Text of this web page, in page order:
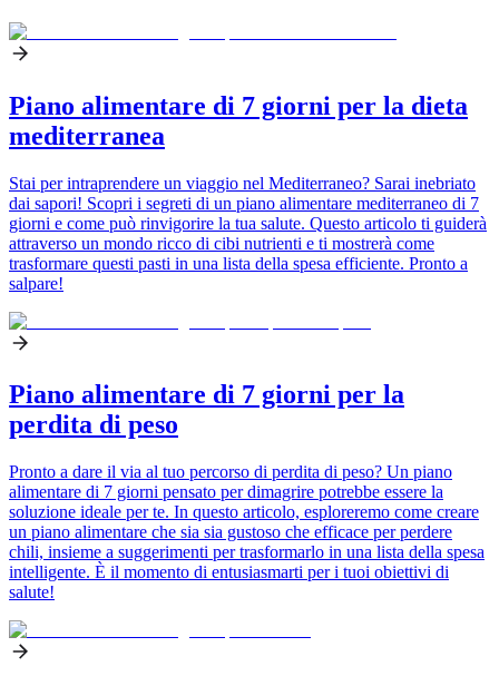
Piano alimentare di 7 giorni per la dieta
mediterranea
Stai per intraprendere un viaggio nel Mediterraneo? Sarai inebriato
dai sapori! Scopri i segreti di un piano alimentare mediterraneo di 7
giorni e come può rinvigorire la tua salute. Questo articolo ti guiderà
attraverso un mondo ricco di cibi nutrienti e ti mostrerà come
trasformare questi pasti in una lista della spesa efficiente. Pronto a
salpare!
Piano alimentare di 7 giorni per la
perdita di peso
Pronto a dare il via al tuo percorso di perdita di peso? Un piano
alimentare di 7 giorni pensato per dimagrire potrebbe essere la
soluzione ideale per te. In questo articolo, esploreremo come creare
un piano alimentare che sia sia gustoso che efficace per perdere
chili, insieme a suggerimenti per trasformarlo in una lista della spesa
intelligente. È il momento di entusiasmarti per i tuoi obiettivi di
salute!